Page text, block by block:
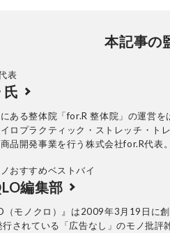
本記事の
表
氏
ある整体院「for.R 整体院」の運営を
ロプラクティック・ストレッチ・ト
品開発事業を行う株式会社for.R代表
おすすめベストバイ
編集部
（モノクロ）』は2009年3月19日に創
されている「広告なし」のモノ批評